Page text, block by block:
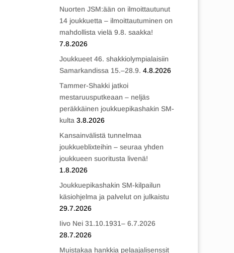
Nuorten JSM:ään on ilmoittautunut
14 joukkuetta – ilmoittautuminen on
mahdollista vielä 9.8. saakka!
7.8.2026
Joukkueet 46. shakkiolympialaisiin
Samarkandissa 15.–28.9. 4.8.2026
Tammer-Shakki jatkoi
mestaruusputkeaan – neljäs
peräkkäinen joukkuepikashakin SM-
kulta 3.8.2026
Kansainvälistä tunnelmaa
joukkueblixteihin – seuraa yhden
joukkueen suoritusta livenä!
1.8.2026
Joukkuepikashakin SM-kilpailun
käsiohjelma ja palvelut on julkaistu
29.7.2026
Iivo Nei 31.10.1931– 6.7.2026
28.7.2026
Muistakaa hankkia pelaajalisenssit